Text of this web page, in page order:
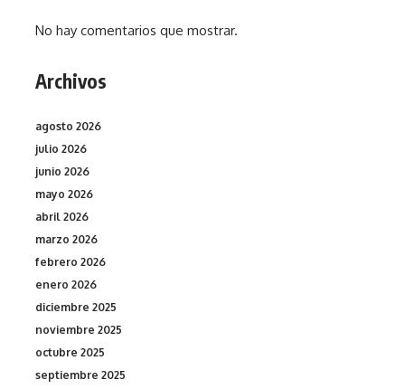
No hay comentarios que mostrar.
Archivos
agosto 2026
julio 2026
junio 2026
mayo 2026
abril 2026
marzo 2026
febrero 2026
enero 2026
diciembre 2025
noviembre 2025
octubre 2025
septiembre 2025